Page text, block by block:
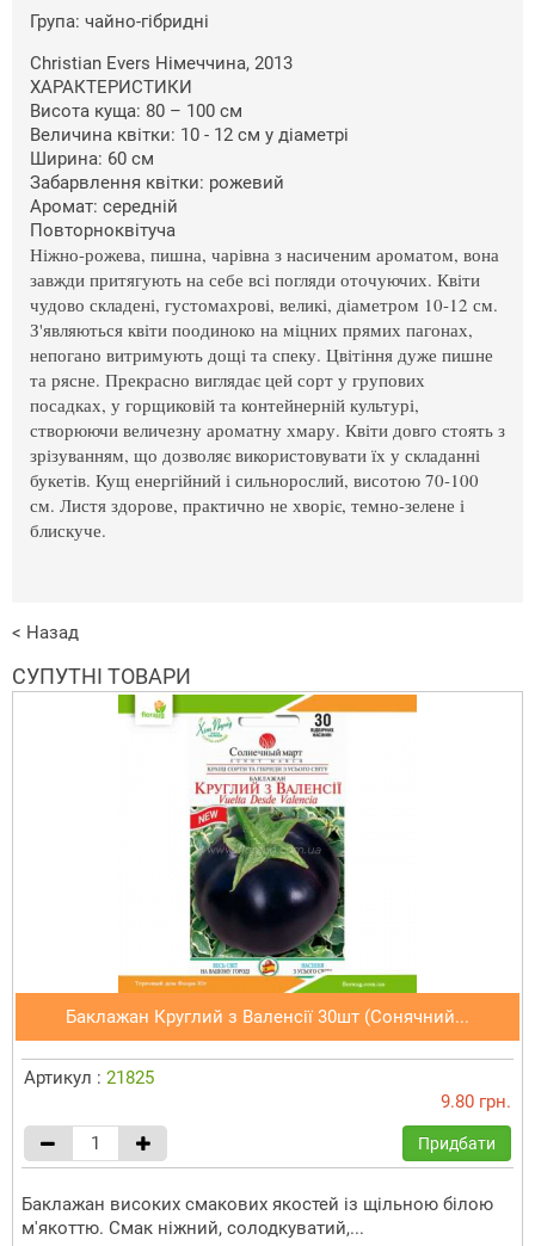
Група: чайно-гібридні
Christian Evers Німеччина, 2013
ХАРАКТЕРИСТИКИ
Висота куща: 80 – 100 см
Величина квітки: 10 - 12 см у діаметрі
Ширина: 60 ​​см
Забарвлення квітки: рожевий
Аромат: середній
Повторноквітуча
Ніжно-рожева, пишна, чарівна з насиченим ароматом, вона
завжди притягують на себе всі погляди оточуючих. Квіти
чудово складені, густомахрові, великі, діаметром 10-12 см.
З'являються квіти поодиноко на міцних прямих пагонах,
непогано витримують дощі та спеку. Цвітіння дуже пишне
та рясне. Прекрасно виглядає цей сорт у групових
посадках, у горщиковій та контейнерній культурі,
створюючи величезну ароматну хмару. Квіти довго стоять з
зрізуванням, що дозволяє використовувати їх у складанні
букетів. Кущ енергійний і сильнорослий, висотою 70-100
см. Листя здорове, практично не хворіє, темно-зелене і
блискуче.
< Назад
СУПУТНІ ТОВАРИ
Баклажан Круглий з Валенсії 30шт (Сонячний...
Артикул : 21825
9.80 грн.
Придбати
Баклажан високих смакових якостей із щільною білою
м'якоттю. Смак ніжний, солодкуватий,...